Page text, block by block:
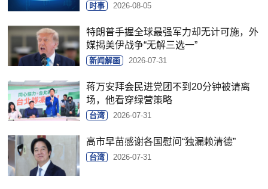
时事 2026-08-05
特朗普手握全球最强军力却无计可施，外
媒揭美伊战争“无解三选一”
新闻解画 2026-07-31
蒋万安拜会民进党团不到20分钟被请离
场，他看穿绿营策略
台湾 2026-07-31
高市早苗感谢各国慰问“独漏赖清德”
台湾 2026-07-31